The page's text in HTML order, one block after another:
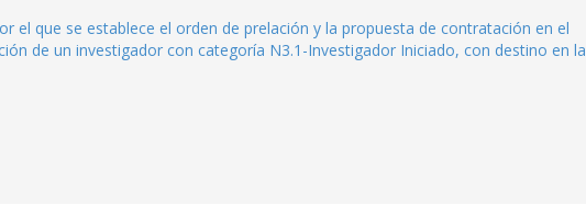
el que se establece el orden de prelación y la propuesta de contratación en el
de un investigador con categoría N3.1-Investigador Iniciado, con destino en la